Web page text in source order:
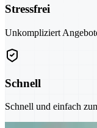
Stressfrei
Unkompliziert
Schnell
Schnell und einfach